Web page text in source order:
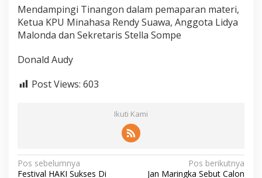
Mendampingi Tinangon dalam pemaparan materi,
Ketua KPU Minahasa Rendy Suawa, Anggota Lidya
Malonda dan Sekretaris Stella Sompe
Donald Audy
Post Views: 603
Ikuti Kami
Navigasi
Pos sebelumnya
Festival HAKI Sukses Di
Pos berikutnya
Jan Maringka Sebut Calon